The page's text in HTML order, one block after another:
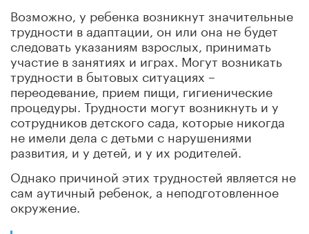
Возможно, у ребенка возникнут значительные
трудности в адаптации, он или она не будет
следовать указаниям взрослых, принимать
участие в занятиях и играх. Могут возникать
трудности в бытовых ситуациях –
переодевание, прием пищи, гигиенические
процедуры. Трудности могут возникнуть и у
сотрудников детского сада, которые никогда
не имели дела с детьми с нарушениями
развития, и у детей, и у их родителей.
Однако причиной этих трудностей является не
сам аутичный ребенок, а неподготовленное
окружение.